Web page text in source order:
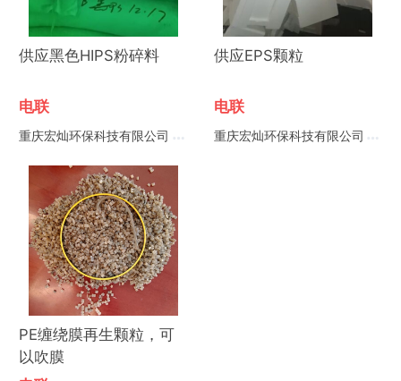
供应黑色HIPS粉碎料
电联
重庆宏灿环保科技有限公司
供应EPS颗粒
电联
重庆宏灿环保科技有限公司
PE缠绕膜再生颗粒，可
以吹膜